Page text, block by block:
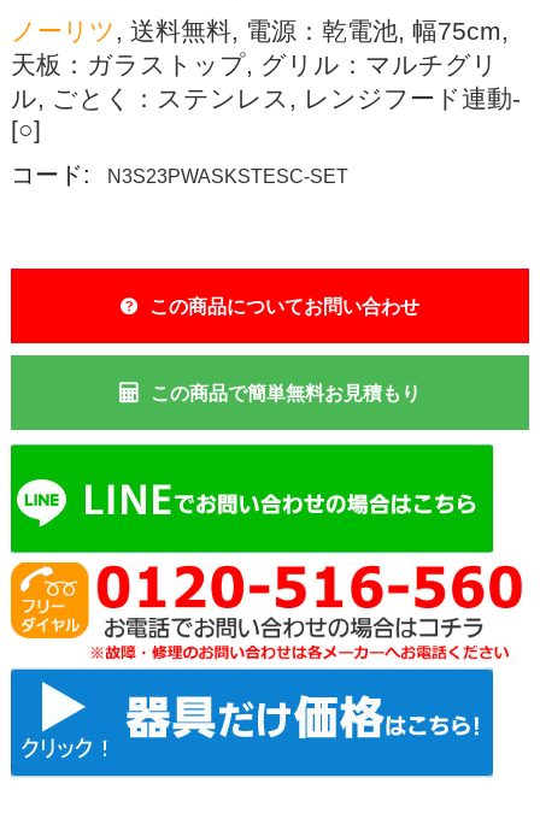
ノーリツ , 送料無料, 電源：乾電池, 幅75cm,
天板：ガラストップ, グリル：マルチグリ
ル, ごとく：ステンレス, レンジフード連動-
[○]
コード: N3S23PWASKSTESC-SET
この商品についてお問い合わせ
この商品で簡単無料お見積もり